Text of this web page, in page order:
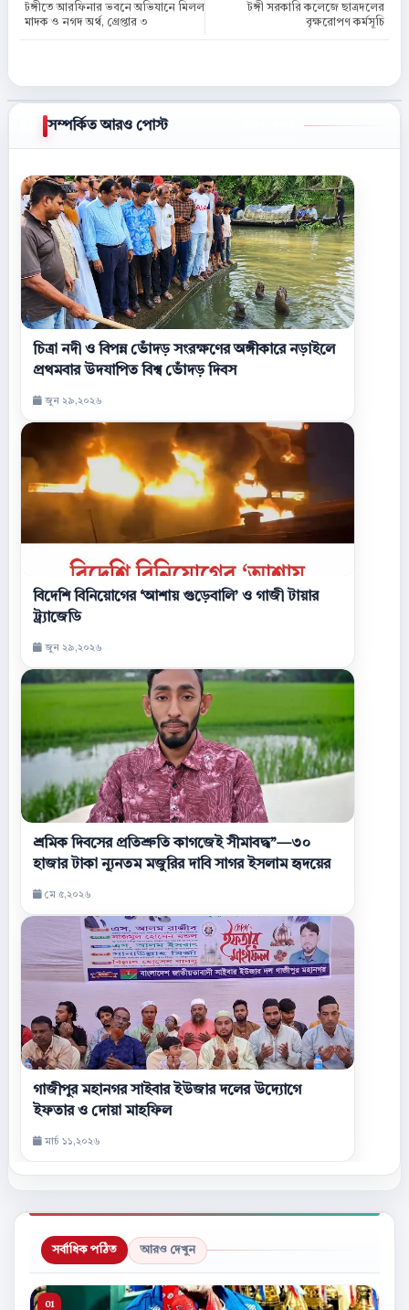
টঙ্গী সরকারি কলেজে ছাত্রদলের
বৃক্ষরোপণ কর্মসূচি
টঙ্গীতে আরফিনার ভবনে অভিযানে মিলল
মাদক ও নগদ অর্থ, গ্রেপ্তার ৩
সম্পর্কিত আরও পোস্ট
চিত্রা নদী ও বিপন্ন ভোঁদড় সংরক্ষণের অঙ্গীকারে নড়াইলে
প্রথমবার উদযাপিত বিশ্ব ভোঁদড় দিবস
জুন ২৯,২০২৬
বিদেশি বিনিয়োগের ‘আশায় গুড়েবালি’ ও গাজী টায়ার
ট্র্যাজেডি
জুন ২৯,২০২৬
শ্রমিক দিবসের প্রতিশ্রুতি কাগজেই সীমাবদ্ধ”—৩০
হাজার টাকা ন্যূনতম মজুরির দাবি সাগর ইসলাম হৃদয়ের
মে ৫,২০২৬
গাজীপুর মহানগর সাইবার ইউজার দলের উদ্যোগে
ইফতার ও দোয়া মাহফিল
মার্চ ১১,২০২৬
সর্বাধিক পঠিত আরও দেখুন